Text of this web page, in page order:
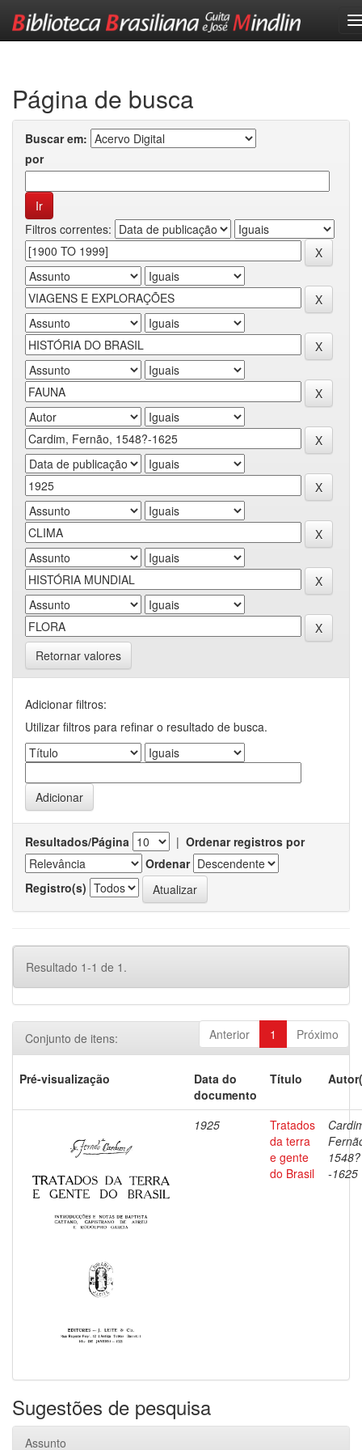
Página de busca
Buscar em:
por
Filtros correntes:
Retornar valores
Adicionar filtros:
Utilizar filtros para refinar o resultado de busca.
Resultados/Página | Ordenar registros por
Ordenar
Registro(s)
Resultado 1-1 de 1.
Anterior 1 Próximo
Conjunto de itens:
Pré-visualização
Data do
documento
Título
1925
Tratados
da terra
e gente
do Brasil
1548?
-1625
Sugestões de pesquisa
Assunto